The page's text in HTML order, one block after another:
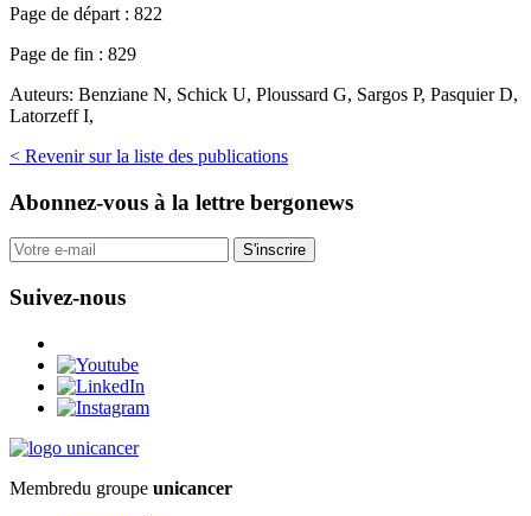
Page de départ : 822
Page de fin : 829
Auteurs: Benziane N, Schick U, Ploussard G, Sargos P, Pasquier D,
Latorzeff I,
< Revenir sur la liste des publications
Abonnez-vous à la lettre bergonews
S'inscrire
Suivez-nous
Membredu groupe unicancer